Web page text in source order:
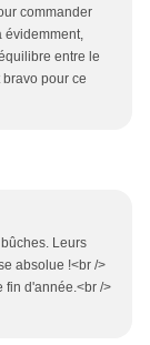
commander
évidemment,
entre le
pour ce
Leurs
absolue !<br />
fin d'année.<br />